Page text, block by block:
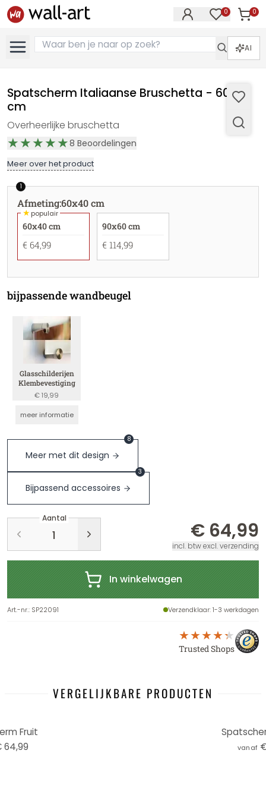
0 0
AI
Spatscherm Italiaanse Bruschetta - 60x40
cm
Overheerlijke bruschetta
8 Beoordelingen
Meer over het product
1
Afmeting:60x40 cm
★populair
60x40 cm
€ 64,99
90x60 cm
€ 114,99
bijpassende wandbeugel
Glasschilderijen
Klembevestiging
€ 19,99
meer informatie
Meer met dit design
8
Bijpassend accessoires
3
Aantal
€ 64,99
incl. btw excl. verzending
In winkelwagen
Art.-nr.: SP22091 Verzendklaar: 1-3 werkdagen
Trusted Shops
VERGELIJKBARE PRODUCTEN
Fruit
64,99
vanaf